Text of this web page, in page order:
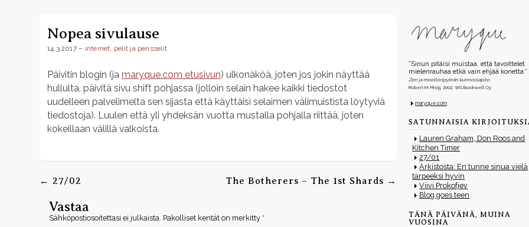
Nopea sivulause
14.3.2017– internet, pelit ja pensselit
Päivitin blogin (ja maryque.com etusivun) ulkonäköä, joten jos jokin näyttää
hullulta, päivitä sivu shift pohjassa (jolloin selain hakee kaikki tiedostot
uudelleen palvelimelta sen sijasta että käyttäisi selaimen välimuistista löytyviä
tiedostoja). Luulen että yli yhdeksän vuotta mustalla pohjalla riittää, joten
kokeillaan välillä valkoista.
navigation
← 27/02 The Botherers – The 1st Shards →
Vastaa
Sähköpostiosoitettasi ei julkaista. Pakolliset kentät on merkitty *
”Sinun pitäisi muistaa, että tavoittelet
mielenrauhaa etkä vain ehjää konetta.”
Zen ja moottoripyörän kunnossapito
Robert M. Pirsig, 2002, WS Bookwell Oy
maryque.com
SATUNNAISIA
Lauren Graham, Don Roos and
Kitchen Timer
27/01
Arkistosta: En tunne sinua vielä
tarpeeksi hyvin
Viivi Prokofjev
Blog goes teen
TÄNÄ PÄIVÄNÄ, MUINA
VUOSINA